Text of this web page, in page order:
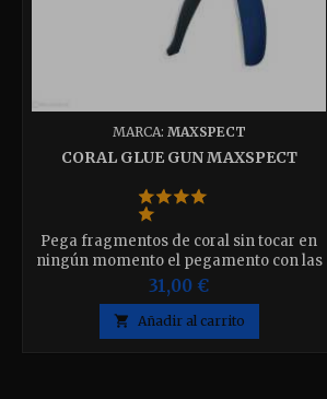
MARCA: MAXSPECT
CORAL GLUE GUN MAXSPECT
Pega fragmentos de coral sin tocar en
ningún momento el pegamento con las
manos y mantén limpia tu zona de
trabajo. Puedes introducirla en el
acuario para realizar el trabajo
directamente en el tanque ya que sus
31,00 €
 Añadir al carrito